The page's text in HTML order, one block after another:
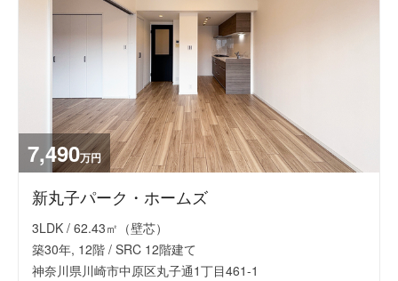
7,490万円
新丸子パーク・ホームズ
3LDK / 62.43㎡（壁芯）
築30年, 12階 / SRC 12階建て
神奈川県川崎市中原区丸子通1丁目461-1